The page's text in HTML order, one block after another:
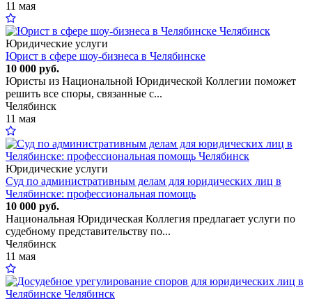
11 мая
Юридические услуги
Юрист в сфере шоу-бизнеса в Челябинске
10 000 руб.
Юристы из Национальной Юридической Коллегии поможет
решить все споры, связанные с...
Челябинск
11 мая
Юридические услуги
Суд по административным делам для юридических лиц в
Челябинске: профессиональная помощь
10 000 руб.
Национальная Юридическая Коллегия предлагает услуги по
судебному представительству по...
Челябинск
11 мая